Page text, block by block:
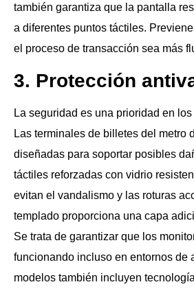
también garantiza que la pantalla
a diferentes puntos táctiles.
el proceso de transacción sea más
3. Protección
La seguridad es una prioridad en
Las terminales de billetes del metro
diseñadas para soportar posibles
táctiles reforzadas con vidrio
evitan el vandalismo y las roturas
templado proporciona una capa
Se trata de garantizar que los
funcionando incluso en entornos de
modelos también incluyen